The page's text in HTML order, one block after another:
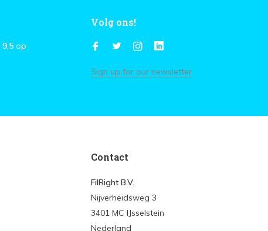
9,5 op
Volg ons!
Sign up for our newsletter
Contact
FilRight B.V.
Nijverheidsweg 3
3401 MC IJsselstein
Nederland